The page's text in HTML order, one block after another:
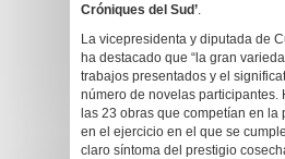
Cróniques del Sud’.
La vicepresidenta y diputada de
ha destacado que “la gran
trabajos presentados y el
número de novelas participantes.
las 23 obras que competían en la
en el ejercicio en el que se
claro síntoma del prestigio